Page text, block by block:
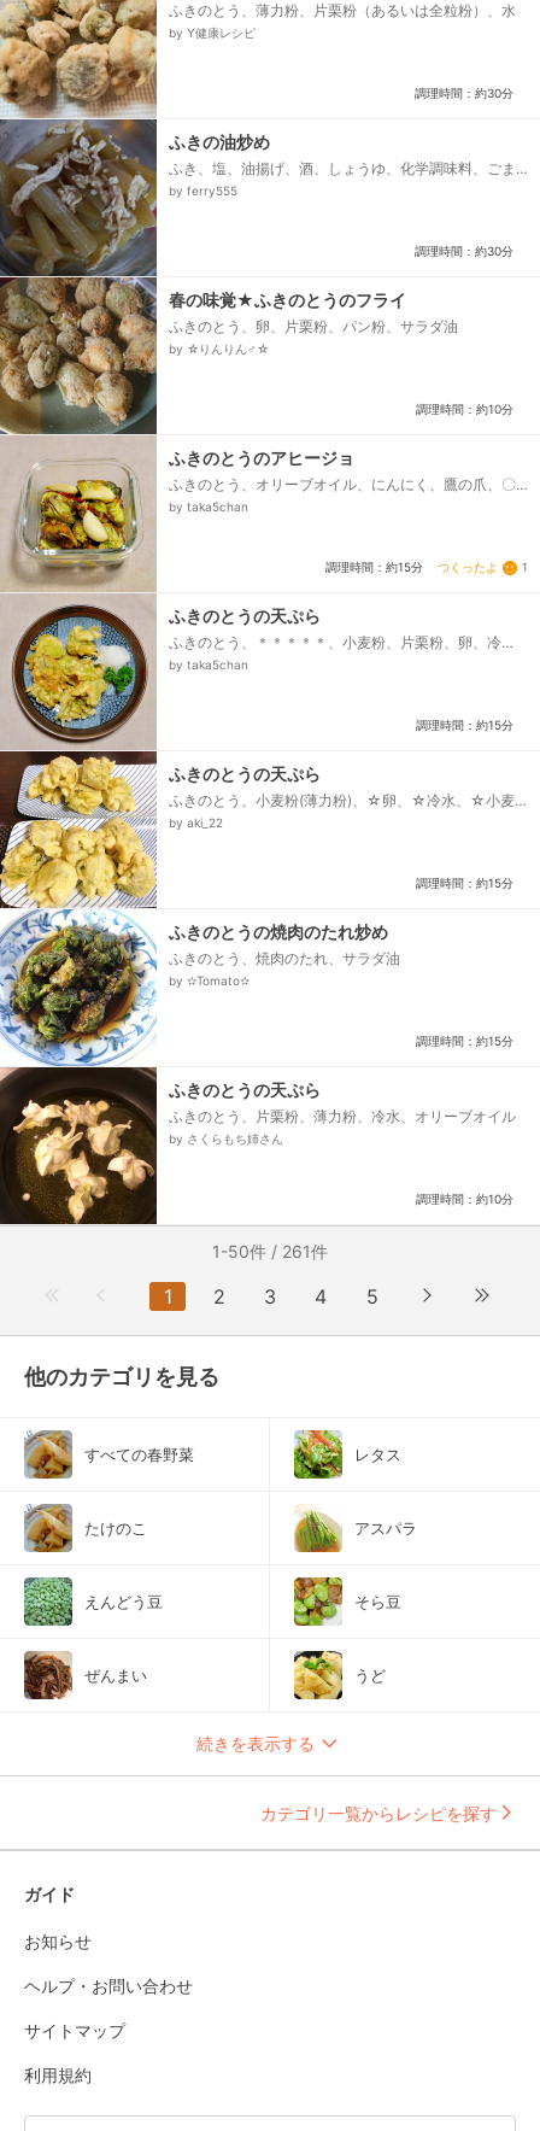
ふきのとう、薄力粉、片栗粉（あるいは全粒粉）、水
by Y健康レシピ
調理時間：約30分
ふきの油炒め
ふき、塩、油揚げ、酒、しょうゆ、化学調味料、ごま
油
by ferry555
調理時間：約30分
春の味覚★ふきのとうのフライ
ふきのとう、卵、片栗粉、パン粉、サラダ油
by ☆りんりん♂☆
調理時間：約10分
ふきのとうのアヒージョ
ふきのとう、オリーブオイル、にんにく、鷹の爪、〇
ブラックペッパー(ホール)、〇岩塩
by taka5chan
調理時間：約15分 つくったよ 1
ふきのとうの天ぷら
ふきのとう、＊＊＊＊＊、小麦粉、片栗粉、卵、冷
水、揚げ油
by taka5chan
調理時間：約15分
ふきのとうの天ぷら
ふきのとう、小麦粉(薄力粉)、☆卵、☆冷水、☆小麦
粉(薄力粉)、サラダ油、粗塩
by aki_22
調理時間：約15分
ふきのとうの焼肉のたれ炒め
ふきのとう、焼肉のたれ、サラダ油
by ✫Tomato✫
調理時間：約15分
ふきのとうの天ぷら
ふきのとう、片栗粉、薄力粉、冷水、オリーブオイル
by さくらもち姉さん
調理時間：約10分
1-50件 / 261件
1 2 3 4 5
他のカテゴリを見る
すべての春野菜 レタス
たけのこ アスパラ
えんどう豆 そら豆
ぜんまい うど
続きを表示する
カテゴリ一覧からレシピを探す
ガイド
お知らせ
ヘルプ・お問い合わせ
サイトマップ
利用規約